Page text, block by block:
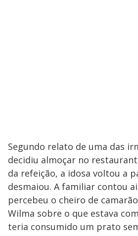
Segundo relato de uma das
decidiu almoçar no
da refeição, a idosa voltou a
desmaiou. A familiar contou
percebeu o cheiro de
Wilma sobre o que estava
teria consumido um prato